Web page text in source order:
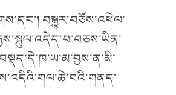
བསྒྱུར་བཅོས་འཕེལ་